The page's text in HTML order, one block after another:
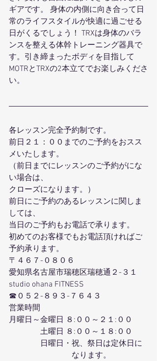
ギアです。 身体の内側に向き合って日
常のライフスタイルが快適に過ごせる
日がくるでしょう！ TRXは身体のバラ
ンスを整える体幹トレーニング器具で
す。引き締まったボディを目指して
MOTRとTRXの2本立てでお楽しみくださ
い。
各レッスン完全予約制です。
前日２１：００までのご予約をおスス
メいたします。
（前日までにレッスンのご予約がにな
い場合は、
クローズになります。）
前日にご予約のあるレッスンに関しま
しては、
当日のご予約もお電話で承ります。
初めてのお客様でもお電話頂ければご
予約承ります。
〒４６７-０８０６
愛知県名古屋市瑞穂区瑞穂通２-３１
studio ohana FITNESS
☎０５２-８９３-７６４３
営業時間
月曜日～金曜日 ８:００～２１:００
土曜日 ８:００～１８:００
日曜日・祝、祭日は定休日に
なります。